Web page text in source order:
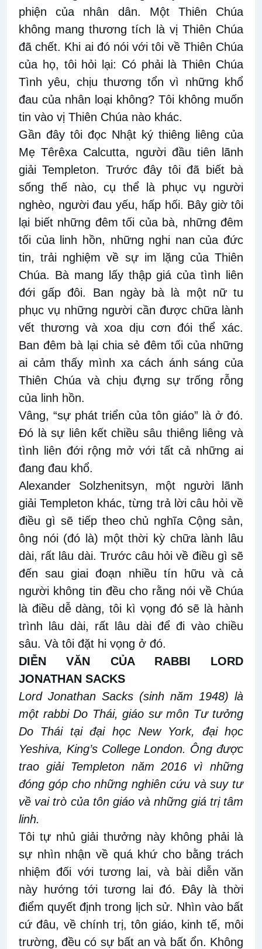
phiện của nhân dân. Một Thiên Chúa
không mang thương tích là vị Thiên Chúa
đã chết. Khi ai đó nói với tôi về Thiên Chúa
của họ, tôi hỏi lại: Có phải là Thiên Chúa
Tình yêu, chịu thương tổn vì những khổ
đau của nhân loại không? Tôi không muốn
tin vào vị Thiên Chúa nào khác.
Gần đây tôi đọc Nhật ký thiêng liêng của
Mẹ Têrêxa Calcutta, người đầu tiên lãnh
giải Templeton. Trước đây tôi đã biết bà
sống thế nào, cụ thể là phục vụ người
nghèo, người đau yếu, hấp hối. Bây giờ tôi
lại biết những đêm tối của bà, những đêm
tối của linh hồn, những nghi nan của đức
tin, trải nghiệm về sự im lặng của Thiên
Chúa. Bà mang lấy thập giá của tình liên
đới gấp đôi. Ban ngày bà là một nữ tu
phục vụ những người cần được chữa lành
vết thương và xoa dịu cơn đói thể xác.
Ban đêm bà lại chia sẻ đêm tối của những
ai cảm thấy mình xa cách ánh sáng của
Thiên Chúa và chịu đựng sự trống rỗng
của linh hồn.
Vâng, “sự phát triển của tôn giáo” là ở đó.
Đó là sự liên kết chiều sâu thiêng liêng và
tình liên đới rộng mở với tất cả những ai
đang đau khổ.
Alexander Solzhenitsyn, một người lãnh
giải Templeton khác, từng trả lời câu hỏi về
điều gì sẽ tiếp theo chủ nghĩa Cộng sản,
ông nói (đó là) một thời kỳ chữa lành lâu
dài, rất lâu dài. Trước câu hỏi về điều gì sẽ
đến sau giai đoạn nhiều tín hữu và cả
người không tin đều cho rằng nói về Chúa
là điều dễ dàng, tôi kì vọng đó sẽ là hành
trình lâu dài, rất lâu dài để đi vào chiều
sâu. Và tôi đặt hi vọng ở đó.
DIỄN VĂN CỦA RABBI LORD
JONATHAN SACKS
Lord Jonathan Sacks (sinh năm 1948) là
một rabbi Do Thái, giáo sư môn Tư tưởng
Do Thái tại đại học New York, đại học
Yeshiva, King’s College London. Ông được
trao giải Templeton năm 2016 vì những
đóng góp cho những nghiên cứu và suy tư
về vai trò của tôn giáo và những giá trị tâm
linh.
Tôi tự nhủ giải thưởng này không phải là
sự nhìn nhận về quá khứ cho bằng trách
nhiệm đối với tương lai, và bài diễn văn
này hướng tới tương lai đó. Đây là thời
điểm quyết định trong lịch sử. Nhìn vào bất
cứ đâu, về chính trị, tôn giáo, kinh tế, môi
trường, đều có sự bất an và bất ổn. Không